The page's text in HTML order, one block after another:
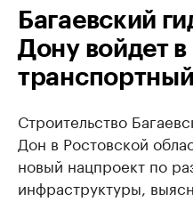
Багаевский
Дону войдет
Строительство
Дон в Ростовской
новый нацпроект по
инфраструктуры,